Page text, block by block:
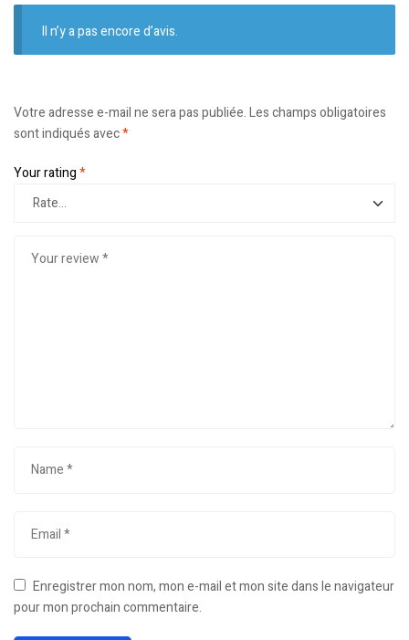
Il n’y a pas encore d’avis.
Votre adresse e-mail ne sera pas publiée.Les champs obligatoires
sont indiqués avec*
Your rating*
Enregistrer mon nom, mon e-mail et mon site dans le navigateur
pour mon prochain commentaire.